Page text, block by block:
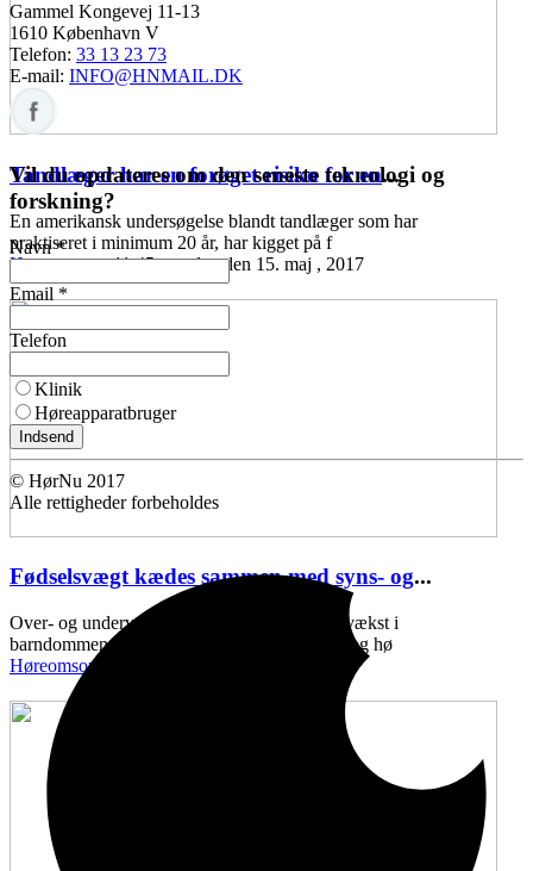
Tandlæger har en forøget risiko for en...
En amerikansk undersøgelse blandt tandlæger som har
praktiseret i minimum 20 år, har kigget på f
Høreomsorg 11:45 mandag den 15. maj , 2017
Fødselsvægt kædes sammen med syns- og...
Over- og undervægt ved fødslen, samt ringe vækst i
barndommen, kan kædes sammen med syns- og hø
Høreomsorg
11:43 onsdag den 10. maj , 2017
Gammel Kongevej 11-13
1610 København V
Telefon: 33 13 23 73
E-mail: INFO@HNMAIL.DK
Vil du opdateres om den seneste teknologi og
forskning?
Navn *
Email *
Telefon
Klinik
Høreapparatbruger
Indsend
© HørNu 2017
Alle rettigheder forbeholdes